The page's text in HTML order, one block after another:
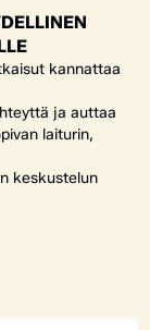
kannattaa
ja auttaa
laiturin,
keskustelun